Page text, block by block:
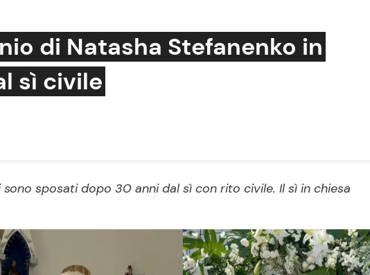
Mamma
e Turismo
Le Ricette in TV
Ricette Facili e Veloci
Ricette Feste
di Natasha Stefanenko in
sì civile
sposati dopo 30 anni dal sì con rito civile. Il sì in chiesa